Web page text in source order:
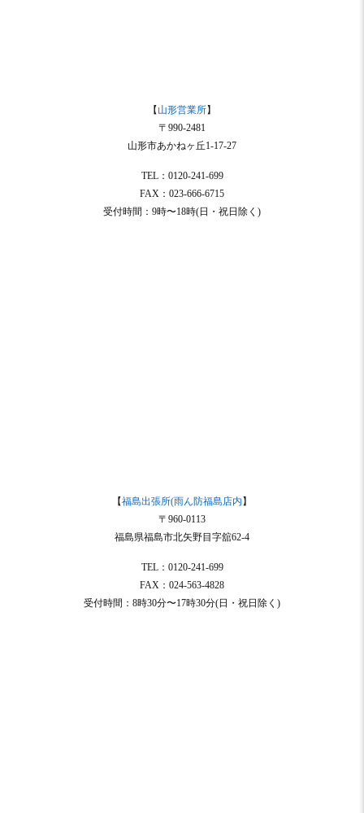
【 山形営業所】
〒990-2481
山形市あかねヶ丘1-17-27
TEL：0120-241-699
FAX：023-666-6715
受付時間：9時〜18時(日・祝日除く)
【福島出張所(雨ん防福島店内 】
〒960-0113
福島県福島市北矢野目字舘62-4
TEL：0120-241-699
FAX：024-563-4828
受付時間：8時30分〜17時30分(日・祝日除く)